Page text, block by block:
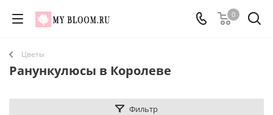
0
Цветы
Ранункулюсы в Королеве
Фильтр